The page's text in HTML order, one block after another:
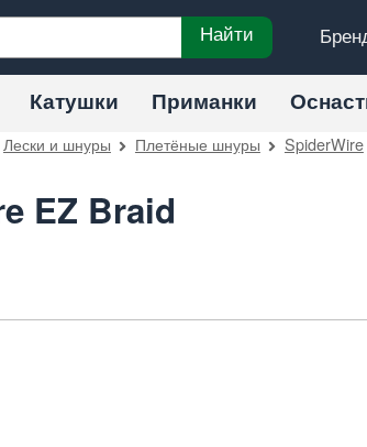
Найти
Катушки Приманки
Лески и шнуры Плетёные шнуры SpiderWire
EZ Braid